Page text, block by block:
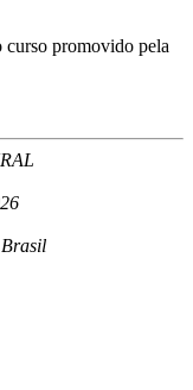
curso promovido pela
Brasil